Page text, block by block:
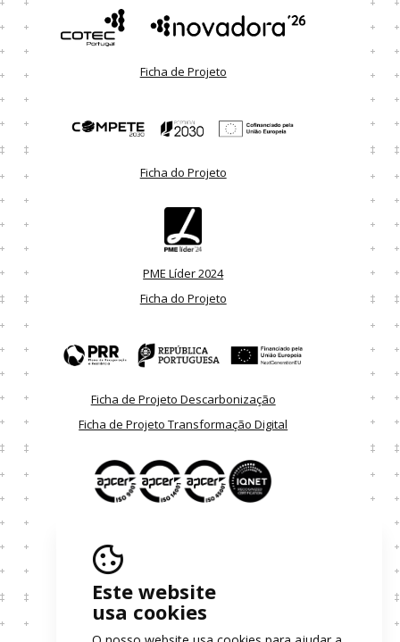
Ficha de Projeto
Ficha do Projeto
PME Líder 2024
Ficha do Projeto
Ficha de Projeto Descarbonização
Ficha de Projeto Transformação Digital
Resolução Extrajudicial de Litígios
Política de Privacidade
Este website
usa cookies